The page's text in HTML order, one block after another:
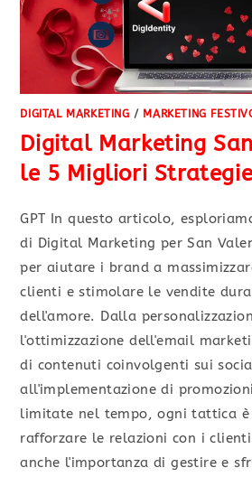
DIGITAL MARKETING / MARKETING
Digital Marketing
le 5 Migliori Strategie
GPT In questo articolo,
di Digital Marketing per San
per aiutare i brand a
clienti e stimolare le vendite
dell'amore. Dalla
l'ottimizzazione dell'email
di contenuti coinvolgenti sui
all'implementazione di
limitate nel tempo, ogni tattica
rafforzare le relazioni con i
anche l'importanza di gestire e